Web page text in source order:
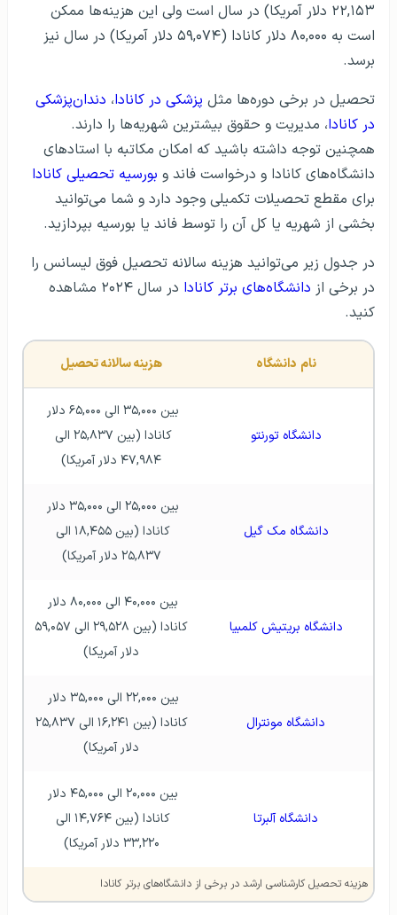
۲۲,۱۵۳ دلار آمریکا) در سال است ولی این هزینه‌ها ممکن
است به ۸۰,۰۰۰ دلار کانادا (۵۹,۰۷۴ دلار آمریکا) در سال نیز
برسد.
تحصیل در برخی دوره‌ها مثل پزشکی در کانادا، دندان‌پزشکی
در کانادا، مدیریت و حقوق بیشترین شهریه‌ها را دارند.
همچنین توجه داشته باشید که امکان مکاتبه با استاد‌های
دانشگاه‌های کانادا و درخواست فاند و بورسیه تحصیلی کانادا
برای مقطع تحصیلات تکمیلی وجود دارد و شما می‌توانید
بخشی از شهریه یا کل آن را توسط فاند یا بورسیه بپردازید.
در جدول زیر می‌توانید هزینه سالانه تحصیل فوق لیسانس را
در برخی از دانشگاه‌‌های برتر کانادا
در سال ۲۰۲۴ مشاهده
کنید.
نام  دانشگاه هزینه سالانه تحصیل
دانشگاه تورنتو
۴۷,۹۸۴ دلار آمریکا)
دانشگاه مک گیل
۲۵,۸۳۷ دلار آمریکا)
دانشگاه بریتیش کلمبیا
دلار آمریکا)
دانشگاه مونترال
دلار آمریکا)
دانشگاه آلبرتا
۳۳,۲۲۰ دلار آمریکا)
هزینه تحصیل کارشناسی ارشد در برخی از دانشگاه‌های برتر کانادا